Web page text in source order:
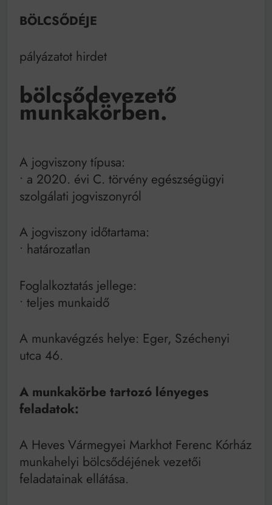
as években
Bitumenes lapostetők: a bevált technológia akkor
BÖLCSŐDÉJE
pályázatot hirdet
bölcsődevezető
munkakörben.
A jogviszony típusa:
• a 2020. évi C. törvény egészségügyi
szolgálati jogviszonyról
A jogviszony időtartama:
• határozatlan
Foglalkoztatás jellege:
• teljes munkaidő
A munkavégzés helye: Eger, Széchenyi
utca 46.
A munkakörbe tartozó lényeges
feladatok:
A Heves Vármegyei Markhot Ferenc Kórház
munkahelyi bölcsődéjének vezetői
feladatainak ellátása.